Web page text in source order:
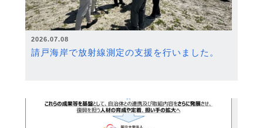
2026.07.08
請戸海岸で放射線測定の支援を行いました。